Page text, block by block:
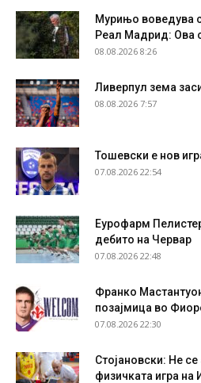
Мурињо воведува
Реал Мадрид: Ова
08.08.2026 8:26
Ливерпул зема
08.08.2026 7:57
Тошевски е нов
07.08.2026 22:54
Еурофарм
дебито на Червар
07.08.2026 22:48
Франко
позајмица во
07.08.2026 22:30
Стојановски: Не
физичката игра на